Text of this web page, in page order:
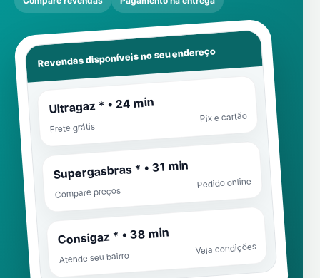
Revendas disponíveis no seu endereço
Ultragaz * • 24 min
Frete grátis
Pix e cartão
Supergasbras * • 31 min
Compare preços
Pedido online
Consigaz * • 38 min
Atende seu bairro
Veja condições